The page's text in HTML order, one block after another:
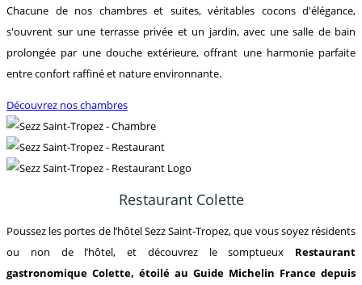
Chacune de nos chambres et suites, véritables cocons d'élégance,
s'ouvrent sur une terrasse privée et un jardin, avec une salle de bain
prolongée par une douche extérieure, offrant une harmonie parfaite
entre confort raffiné et nature environnante.
Découvrez nos chambres
Restaurant Colette
Poussez les portes de l’hôtel Sezz Saint-Tropez, que vous soyez résidents
ou non de l’hôtel, et découvrez le somptueux Restaurant
gastronomique Colette, étoilé au Guide Michelin France depuis